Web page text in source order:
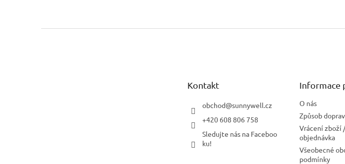
Kontakt
obchod@sunnywell.cz
+420 608 806 758
Sledujte nás na Faceboo
ku!
Informace
O nás
Způsob
Vrácení zboží
objednávka
Všeobecné
podmínky